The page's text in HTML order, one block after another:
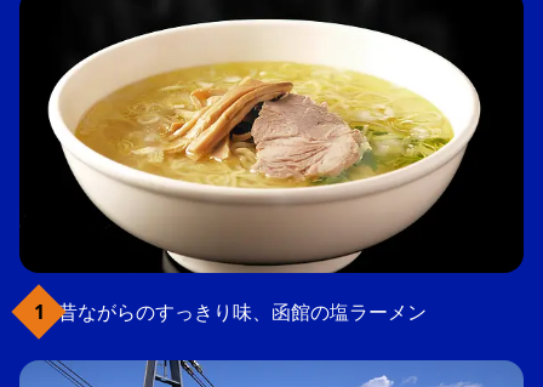
昔ながらのすっきり味、函館の塩ラーメン